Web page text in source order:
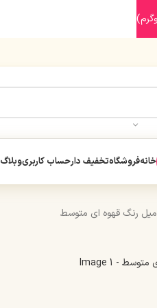
خانهفروشگاهتخفیف دارحساب کاربریوبلاگ